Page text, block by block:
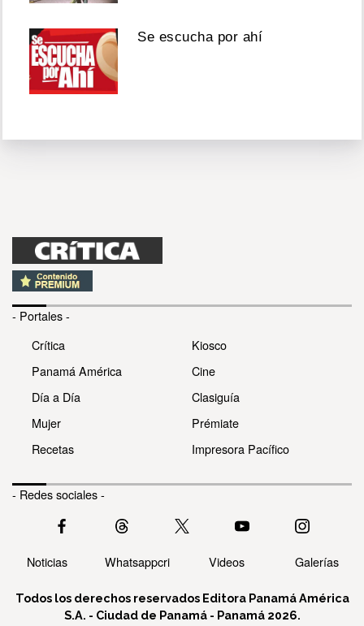
Se escucha por ahí
- Portales -
Crítica
Panamá América
Día a Día
Mujer
Recetas
Kiosco
Cine
Clasiguía
Prémiate
Impresora Pacífico
- Redes sociales -
Noticias Whatsappcri Videos Galerías
Todos los derechos reservados Editora Panamá América
S.A. - Ciudad de Panamá - Panamá 2026.